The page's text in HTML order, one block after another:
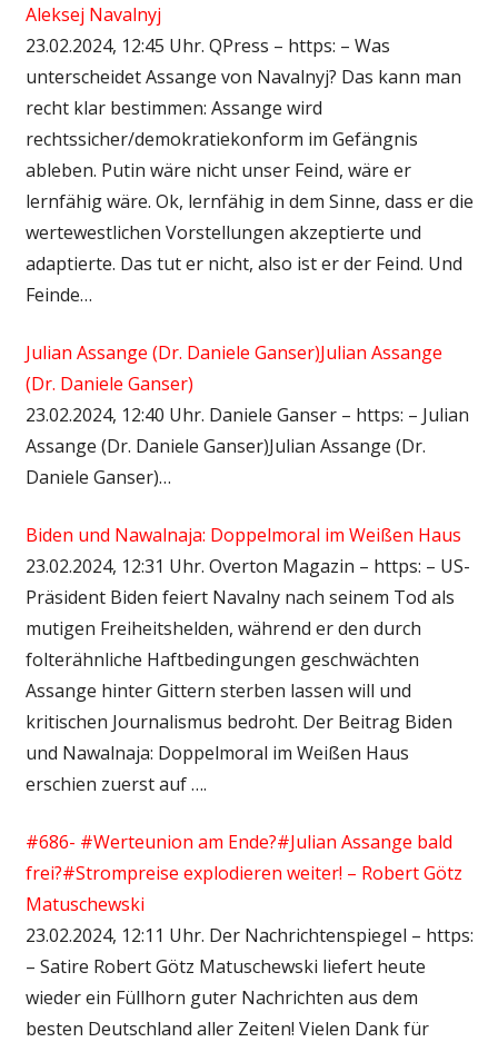
Aleksej Navalnyj
23.02.2024, 12:45 Uhr. QPress – https: – Was
unterscheidet Assange von Navalnyj? Das kann man
recht klar bestimmen: Assange wird
rechtssicher/demokratiekonform im Gefängnis
ableben. Putin wäre nicht unser Feind, wäre er
lernfähig wäre. Ok, lernfähig in dem Sinne, dass er die
wertewestlichen Vorstellungen akzeptierte und
adaptierte. Das tut er nicht, also ist er der Feind. Und
Feinde…
Julian Assange (Dr. Daniele Ganser)Julian Assange
(Dr. Daniele Ganser)
23.02.2024, 12:40 Uhr. Daniele Ganser – https: – Julian
Assange (Dr. Daniele Ganser)Julian Assange (Dr.
Daniele Ganser)…
Biden und Nawalnaja: Doppelmoral im Weißen Haus
23.02.2024, 12:31 Uhr. Overton Magazin – https: – US-
Präsident Biden feiert Navalny nach seinem Tod als
mutigen Freiheitshelden, während er den durch
folterähnliche Haftbedingungen geschwächten
Assange hinter Gittern sterben lassen will und
kritischen Journalismus bedroht. Der Beitrag Biden
und Nawalnaja: Doppelmoral im Weißen Haus
erschien zuerst auf ….
#686- #Werteunion am Ende?#Julian Assange bald
frei?#Strompreise explodieren weiter! – Robert Götz
Matuschewski
23.02.2024, 12:11 Uhr. Der Nachrichtenspiegel – https:
– Satire Robert Götz Matuschewski liefert heute
wieder ein Füllhorn guter Nachrichten aus dem
besten Deutschland aller Zeiten! Vielen Dank für